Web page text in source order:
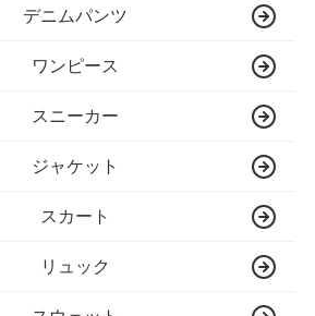
デニムパンツ
ワンピース
スニーカー
ジャケット
スカート
リュック